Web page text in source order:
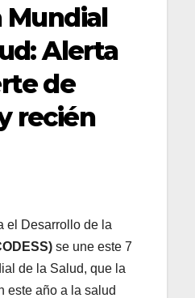
Mundial
Alerta
de
recién
el Desarrollo de la
se une este 7
de la Salud, que la
este año a la salud